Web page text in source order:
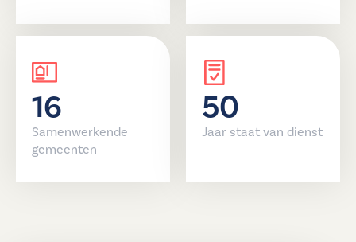
16
Samenwerkende
gemeenten
50
Jaar staat van dienst